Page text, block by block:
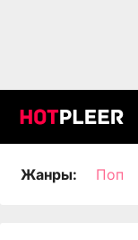
Жанры: Поп